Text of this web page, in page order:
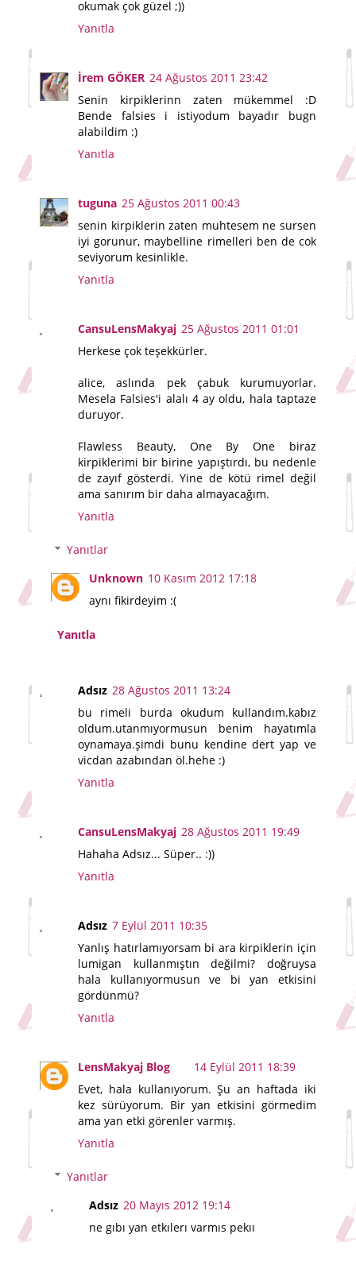
okumak çok güzel ;))
Yanıtla
İrem GÖKER 24 Ağustos 2011 23:42
Senin kirpiklerinn zaten mükemmel :D
Bende falsies i istiyodum bayadır bugn
alabildim :)
Yanıtla
tuguna 25 Ağustos 2011 00:43
senin kirpiklerin zaten muhtesem ne sursen
iyi gorunur, maybelline rimelleri ben de cok
seviyorum kesinlikle.
Yanıtla
CansuLensMakyaj 25 Ağustos 2011 01:01
Herkese çok teşekkürler.
alice, aslında pek çabuk kurumuyorlar.
Mesela Falsies'i alalı 4 ay oldu, hala taptaze
duruyor.
Flawless Beauty, One By One biraz
kirpiklerimi bir birine yapıştırdı, bu nedenle
de zayıf gösterdi. Yine de kötü rimel değil
ama sanırım bir daha almayacağım.
Yanıtla
Yanıtlar
Unknown 10 Kasım 2012 17:18
aynı fikirdeyim :(
Yanıtla
Adsız 28 Ağustos 2011 13:24
bu rimeli burda okudum kullandım.kabız
oldum.utanmıyormusun benim hayatımla
oynamaya.şimdi bunu kendine dert yap ve
vicdan azabından öl.hehe :)
Yanıtla
CansuLensMakyaj 28 Ağustos 2011 19:49
Hahaha Adsız... Süper.. :))
Yanıtla
Adsız 7 Eylül 2011 10:35
Yanlış hatırlamıyorsam bi ara kirpiklerin için
lumigan kullanmıştın değilmi? doğruysa
hala kullanıyormusun ve bi yan etkisini
gördünmü?
Yanıtla
LensMakyaj Blog
14 Eylül 2011 18:39
Evet, hala kullanıyorum. Şu an haftada iki
kez sürüyorum. Bir yan etkisini görmedim
ama yan etki görenler varmış.
Yanıtla
Yanıtlar
Adsız 20 Mayıs 2012 19:14
ne gıbı yan etkılerı varmıs pekıı